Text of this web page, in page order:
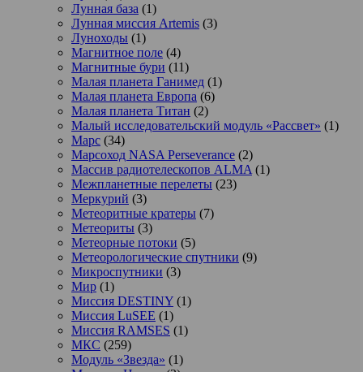
Лунная база (1)
Лунная миссия Artemis (3)
Луноходы (1)
Магнитное поле (4)
Магнитные бури (11)
Малая планета Ганимед (1)
Малая планета Европа (6)
Малая планета Титан (2)
Малый исследовательский модуль «Рассвет» (1)
Марс (34)
Марсоход NASA Perseverance (2)
Массив радиотелескопов ALMA (1)
Межпланетные перелеты (23)
Меркурий (3)
Метеоритные кратеры (7)
Метеориты (3)
Метеорные потоки (5)
Метеорологические спутники (9)
Микроспутники (3)
Мир (1)
Миссия DESTINY (1)
Миссия LuSEE (1)
Миссия RAMSES (1)
МКС (259)
Модуль «Звезда» (1)